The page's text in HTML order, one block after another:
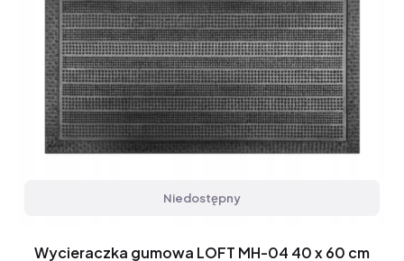
Niedostępny
Wycieraczka gumowa LOFT MH-04 40 x 60 cm